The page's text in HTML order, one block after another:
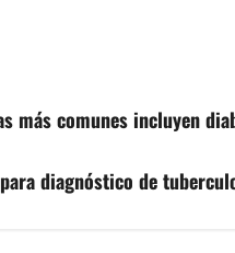
más comunes incluyen
diagnóstico de